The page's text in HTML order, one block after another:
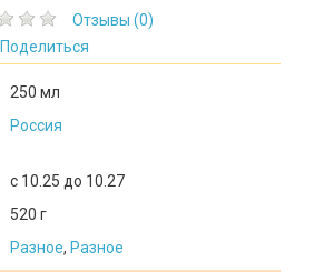
Отзывы (0)
Поделиться
250 мл
Россия
c 10.25 до 10.27
520 г
Разное, Разное